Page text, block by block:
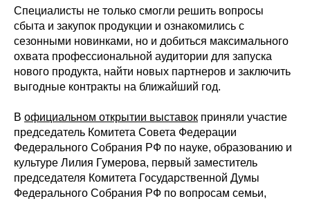
Специалисты не только смогли решить вопросы
сбыта и закупок продукции и ознакомились с
сезонными новинками, но и добиться максимального
охвата профессиональной аудитории для запуска
нового продукта, найти новых партнеров и заключить
выгодные контракты на ближайший год.
В официальном открытии выставок приняли участие
председатель Комитета Совета Федерации
Федерального Собрания РФ по науке, образованию и
культуре Лилия Гумерова, первый заместитель
председателя Комитета Государственной Думы
Федерального Собрания РФ по вопросам семьи,